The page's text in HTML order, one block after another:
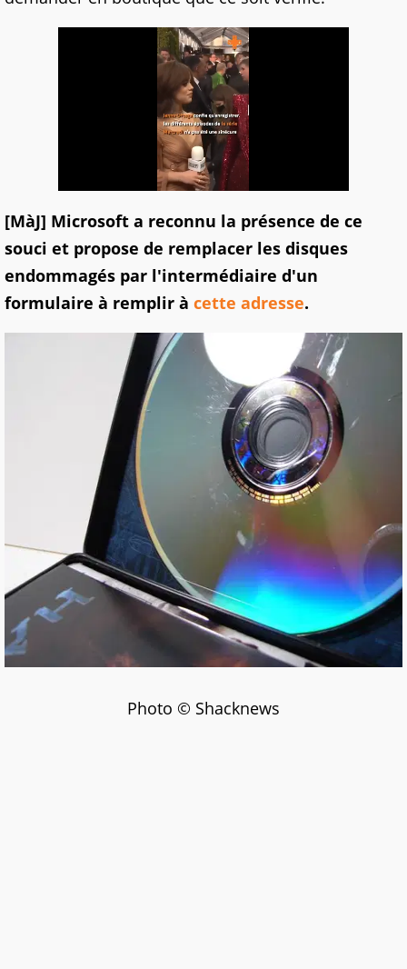
[MàJ] Microsoft a reconnu la présence de ce
souci et propose de remplacer les disques
endommagés par l'intermédiaire d'un
formulaire à remplir à cette adresse.
Photo © Shacknews